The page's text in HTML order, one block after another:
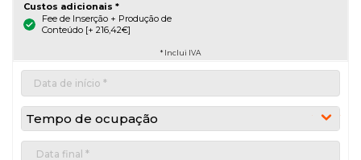
Custos adicionais *
Fee de Inserção + Produção de
Conteúdo [+ 216,42€]
* Inclui IVA
Tempo de ocupação